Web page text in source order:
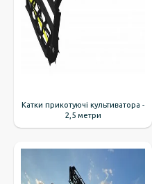
Катки прикотуючі культиватора -
2,5 метри